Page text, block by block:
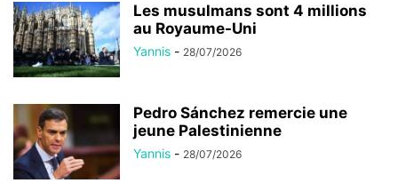
Les musulmans sont 4 millions
au Royaume-Uni
Yannis - 28/07/2026
Pedro Sánchez remercie une
jeune Palestinienne
Yannis - 28/07/2026